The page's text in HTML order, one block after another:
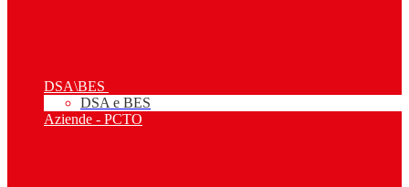
DSA\BES
DSA e BES
Aziende - PCTO